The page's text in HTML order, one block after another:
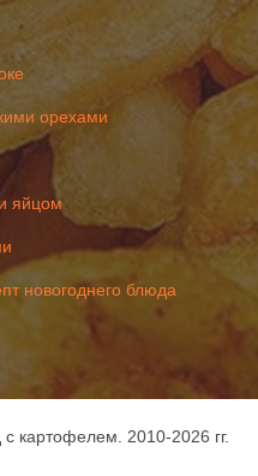
орехами
яйцом
новогоднего блюда
картофелем . 2010-2026 гг.